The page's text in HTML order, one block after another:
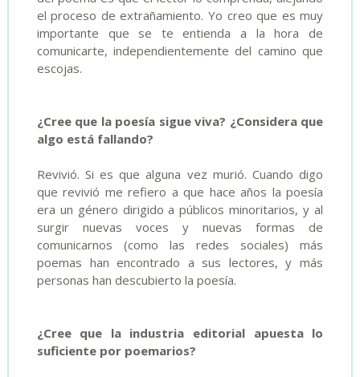
el proceso de extrañamiento. Yo creo que es muy
importante que se te entienda a la hora de
comunicarte, independientemente del camino que
escojas.
¿Cree que la poesía sigue viva? ¿Considera que
algo está fallando?
Revivió. Si es que alguna vez murió. Cuando digo
que revivió me refiero a que hace años la poesía
era un género dirigido a públicos minoritarios, y al
surgir nuevas voces y nuevas formas de
comunicarnos (como las redes sociales) más
poemas han encontrado a sus lectores, y más
personas han descubierto la poesía.
¿Cree que la industria editorial apuesta lo
suficiente por poemarios?